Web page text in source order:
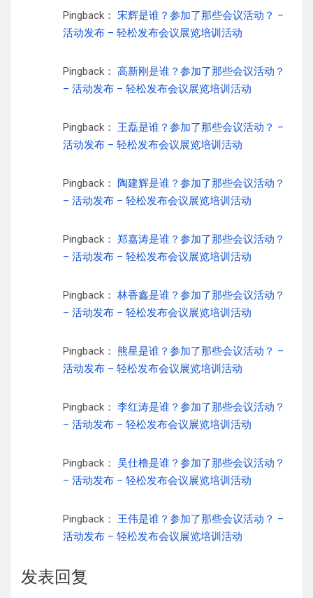
Pingback： 宋辉是谁？参加了那些会议活动？ –
活动发布 – 轻松发布会议展览培训活动
Pingback： 高新刚是谁？参加了那些会议活动？
– 活动发布 – 轻松发布会议展览培训活动
Pingback： 王磊是谁？参加了那些会议活动？ –
活动发布 – 轻松发布会议展览培训活动
Pingback： 陶建辉是谁？参加了那些会议活动？
– 活动发布 – 轻松发布会议展览培训活动
Pingback： 郑嘉涛是谁？参加了那些会议活动？
– 活动发布 – 轻松发布会议展览培训活动
Pingback： 林香鑫是谁？参加了那些会议活动？
– 活动发布 – 轻松发布会议展览培训活动
Pingback： 熊星是谁？参加了那些会议活动？ –
活动发布 – 轻松发布会议展览培训活动
Pingback： 李红涛是谁？参加了那些会议活动？
– 活动发布 – 轻松发布会议展览培训活动
Pingback： 吴仕橹是谁？参加了那些会议活动？
– 活动发布 – 轻松发布会议展览培训活动
Pingback： 王伟是谁？参加了那些会议活动？ –
活动发布 – 轻松发布会议展览培训活动
发表回复